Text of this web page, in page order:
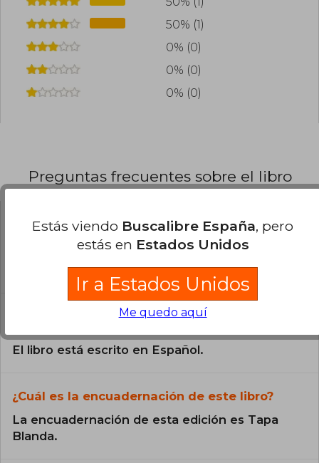
50% (1)
0% (0)
0% (0)
0% (0)
Preguntas frecuentes sobre el libro
¿El libro es original?
Todos los libros de nuestro
catálogo son Originales.
¿En qué Idioma está escrito el
El libro está escrito en Español.
¿Cuál es la encuadernación de este libro?
La encuadernación de esta edición es Tapa
Blanda.
Estás viendo Buscalibre España, pero
estás en Estados Unidos
Ir a Estados Unidos
Me quedo aquí